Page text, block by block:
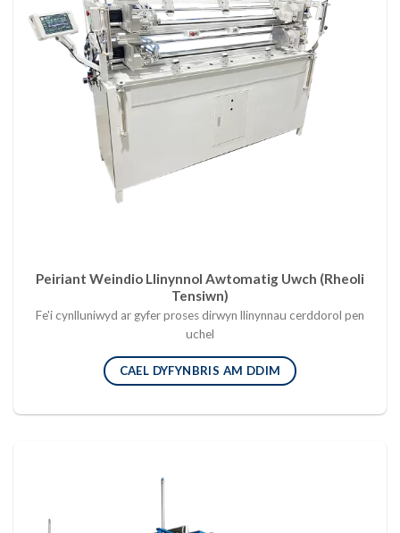
Peiriant Weindio Llinynnol Awtomatig Uwch (Rheoli
Tensiwn)
Fe'i cynlluniwyd ar gyfer proses dirwyn llinynnau cerddorol pen
uchel
CAEL DYFYNBRIS AM DDIM